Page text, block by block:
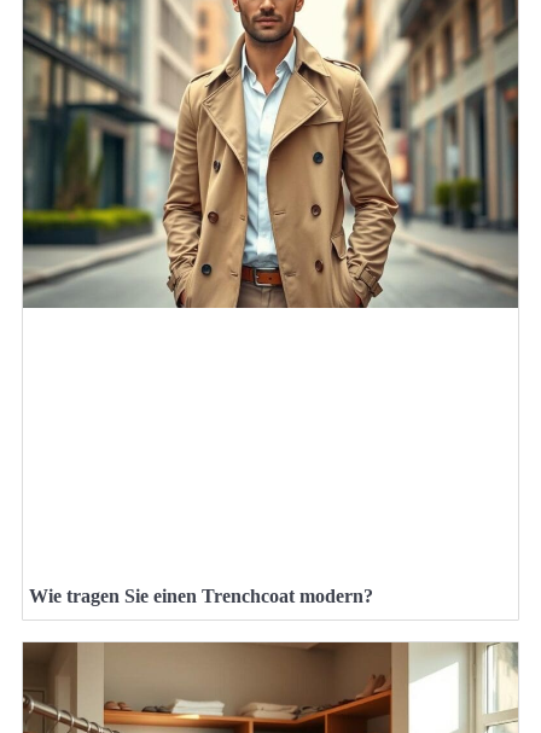
Wie tragen Sie einen Trenchcoat modern?